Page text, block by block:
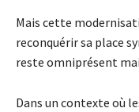
Mais cette
reconquérir sa place
reste omniprésent
Dans un contexte où